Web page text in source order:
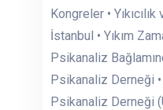
Kongreler •
İstanbul • Yıkım
Psikanaliz
Psikanaliz Derneği
Psikanaliz Derneği